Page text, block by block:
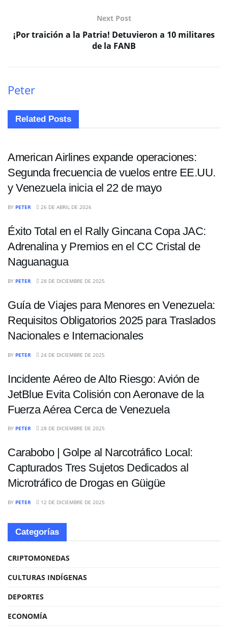
Next Post
¡Por traición a la Patria! Detuvieron a 10 militares
de la FANB
Peter
Related Posts
NACIONALES
American Airlines expande operaciones:
Segunda frecuencia de vuelos entre EE.UU.
y Venezuela inicia el 22 de mayo
BY PETER 26 DE ABRIL DE 2026
Éxito Total en el Rally Gincana Copa JAC:
Adrenalina y Premios en el CC Cristal de
Naguanagua
BY PETER 28 DE DICIEMBRE DE 2025
Guía de Viajes para Menores en Venezuela:
Requisitos Obligatorios 2025 para Traslados
Nacionales e Internacionales
BY PETER 24 DE DICIEMBRE DE 2025
Incidente Aéreo de Alto Riesgo: Avión de
JetBlue Evita Colisión con Aeronave de la
Fuerza Aérea Cerca de Venezuela
BY PETER 28 DE DICIEMBRE DE 2025
Carabobo | Golpe al Narcotráfico Local:
Capturados Tres Sujetos Dedicados al
Microtráfico de Drogas en Güigüe
BY PETER 12 DE DICIEMBRE DE 2025
Categorías
CRIPTOMONEDAS
CULTURAS INDÍGENAS
DEPORTES
ECONOMÍA